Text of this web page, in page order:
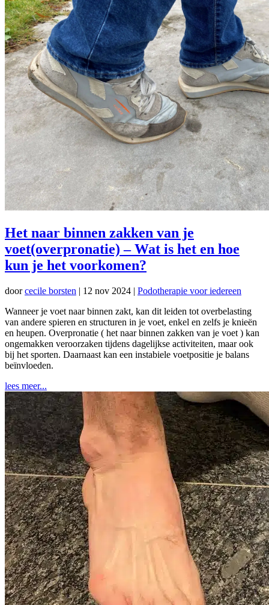
Het naar binnen zakken van je
voet(overpronatie) – Wat is het en hoe
kun je het voorkomen?
doorcecile borsten | 12 nov 2024 | Podotherapie voor iedereen
Wanneer je voet naar binnen zakt, kan dit leiden tot overbelasting
van andere spieren en structuren in je voet, enkel en zelfs je knieën
en heupen. Overpronatie ( het naar binnen zakken van je voet ) kan
ongemakken veroorzaken tijdens dagelijkse activiteiten, maar ook
bij het sporten. Daarnaast kan een instabiele voetpositie je balans
beïnvloeden.
lees meer...